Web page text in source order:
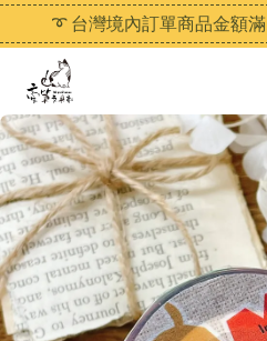
➰ 台灣境內訂單商品金額